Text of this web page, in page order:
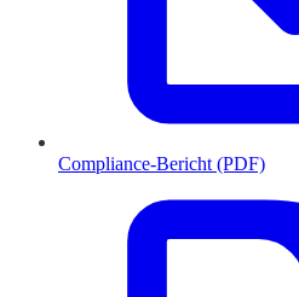
Compliance-Bericht (PDF)